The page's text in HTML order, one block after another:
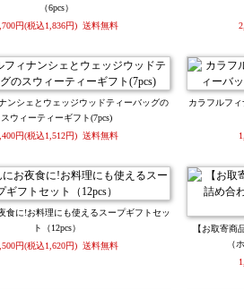
（6pcs）
円(税込1,836円) 送料無料
ンシェとウェッジウッドティーバッグの
スウィーティーギフト(7pcs)
円(税込1,512円) 送料無料
カラフルフ
食に!お料理にも使えるスープギフトセッ
ト（12pcs）
円(税込1,620円) 送料無料
【お取寄商
（